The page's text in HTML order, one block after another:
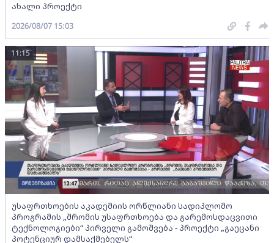
ახალი პროექტი
2026/08/07 15:03
უსაფრთხოების აკადემიის ორწლიანი სადიპლომო
პროგრამის „შრომის უსაფრთხოება და გარემოსდაცვითი
ტექნოლოგიები“ პირველი გამოშვება - პროექტი „გაეცანი
პოტენციურ დამსაქმებელს“
11:15